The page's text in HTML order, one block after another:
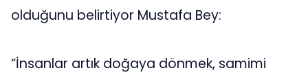
olduğunu belirtiyor Mustafa Bey:
“İnsanlar artık doğaya dönmek, samimi